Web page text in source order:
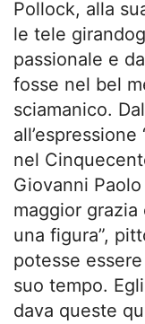
Pollock, alla
le tele
passionale e
fosse nel bel
sciamanico.
nel
Giovanni
maggior
una figura”,
potesse
suo tempo.
dava queste